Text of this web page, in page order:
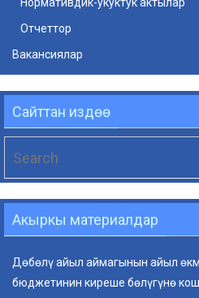
Отчеттор
Вакансиялар
Сайттан издөө
Акыркы материалдар
Дөбөлү айыл аймагынын айыл
бюджетинин киреше бөлүгүнө